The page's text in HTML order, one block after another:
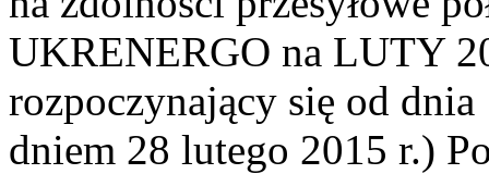
UKRENERGO na LUTY
rozpoczynający się od
dniem 28 lutego 2015 r.)